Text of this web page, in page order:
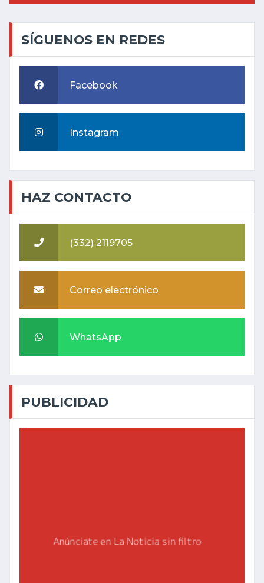
SÍGUENOS EN REDES
Facebook
Instagram
HAZ CONTACTO
(332) 2119705
Correo electrónico
WhatsApp
PUBLICIDAD